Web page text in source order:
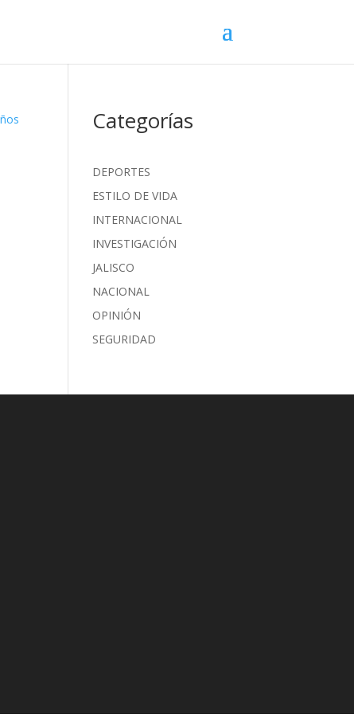
Categorías
DEPORTES
ESTILO DE VIDA
INTERNACIONAL
INVESTIGACIÓN
JALISCO
NACIONAL
OPINIÓN
SEGURIDAD